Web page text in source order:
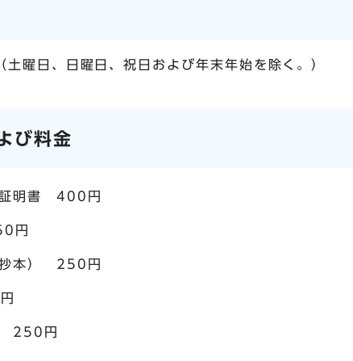
曜日、日曜日、祝日および年末年始を除く。）
び料金
証明書 400円
円
抄本） 250円
250円